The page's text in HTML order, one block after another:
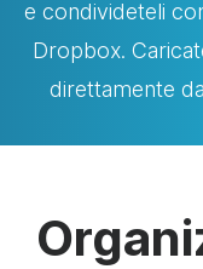
e condivideteli
Dropbox.
direttamente